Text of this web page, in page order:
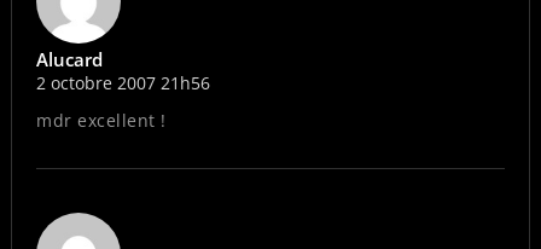
Alucard
2 octobre 2007 21h56
mdr excellent !